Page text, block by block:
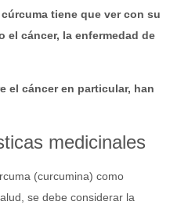
tiene que ver con su
el cáncer, la enfermedad de
el cáncer en particular, han
medicinales
(curcumina) como
se debe considerar la